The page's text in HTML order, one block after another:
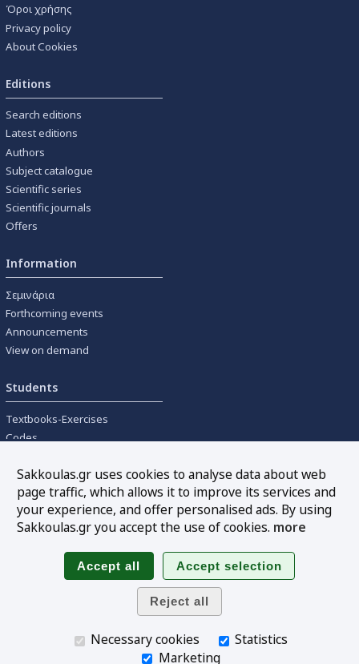
Όροι χρήσης
Privacy policy
About Cookies
Editions
Search editions
Latest editions
Authors
Subject catalogue
Scientific series
Scientific journals
Offers
Information
Σεμινάρια
Forthcoming events
Announcements
View on demand
Students
Textbooks-Exercises
Codes
Tools
Online interest calculation
Follow us
Sakkoulas.gr uses cookies to analyse data about web
page traffic, which allows it to improve its services and
your experience, and offer personalised ads. By using
Sakkoulas.gr you accept the use of cookies. more
Necessary cookies
Statistics
Marketing